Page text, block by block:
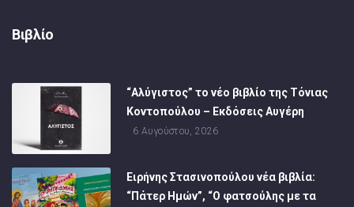
Βιβλίο
“Αλύγιστος” το νέο βιβλίο της Τόνιας
Κοντοπούλου – Εκδόσεις Αυγέρη
6 Αυγούστου, 2026
Ειρήνης Στασινοπούλου νέα βιβλία:
“Πάτερ Ημών”, “Ο φατσούλης με τα